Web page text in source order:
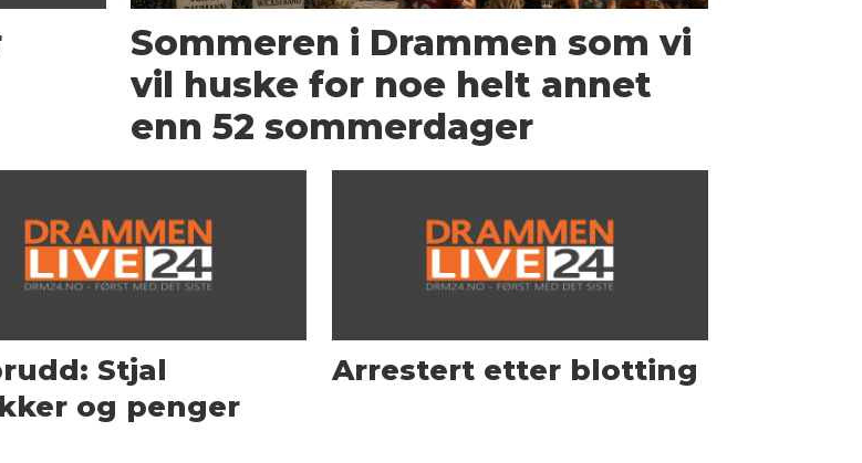
Sommeren i Drammen som vi
vil huske for noe helt annet
enn 52 sommerdager
Stjal
og penger
Arrestert etter blotting